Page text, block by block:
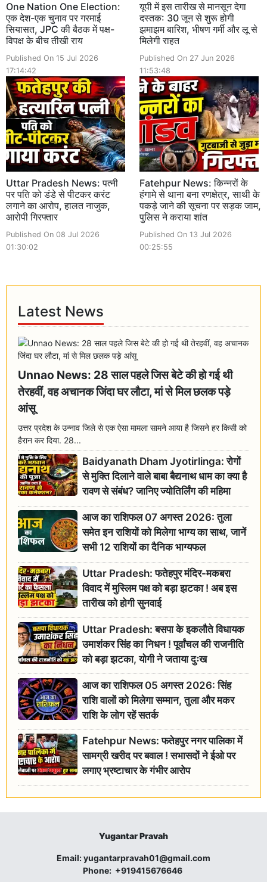
One Nation One Election:
एक देश-एक चुनाव पर गरमाई
सियासत, JPC की बैठक में पक्ष-
विपक्ष के बीच तीखी राय
Published On 15 Jul 2026
17:14:42
यूपी में इस तारीख से मानसून देगा
दस्तक: 30 जून से शुरू होगी
झमाझम बारिश, भीषण गर्मी और लू से
मिलेगी राहत
Published On 27 Jun 2026
11:53:48
Uttar Pradesh News: पत्नी
पर पति को डंडे से पीटकर करंट
लगाने का आरोप, हालत नाजुक,
आरोपी गिरफ्तार
Published On 08 Jul 2026
01:30:02
Fatehpur News: किन्नरों के
हंगामे से थाना बना रणक्षेत्र, साथी के
पकड़े जाने की सूचना पर सड़क जाम,
पुलिस ने कराया शांत
Published On 13 Jul 2026
00:25:55
Latest News
Unnao News: 28 साल पहले जिस बेटे की हो गई थी
तेरहवीं, वह अचानक जिंदा घर लौटा, मां से मिल छलक पड़े
आंसू
उत्तर प्रदेश के उन्नाव जिले से एक ऐसा मामला सामने आया है जिसने हर किसी को
हैरान कर दिया. 28...
Baidyanath Dham Jyotirlinga: रोगों
से मुक्ति दिलाने वाले बाबा बैद्यनाथ धाम का क्या है
रावण से संबंध? जानिए ज्योतिर्लिंग की महिमा
आज का राशिफल 07 अगस्त 2026: तुला
समेत इन राशियों को मिलेगा भाग्य का साथ, जानें
सभी 12 राशियों का दैनिक भाग्यफल
Uttar Pradesh: फतेहपुर मंदिर-मकबरा
विवाद में मुस्लिम पक्ष को बड़ा झटका ! अब इस
तारीख को होगी सुनवाई
Uttar Pradesh: बसपा के इकलौते विधायक
उमाशंकर सिंह का निधन ! पूर्वांचल की राजनीति
को बड़ा झटका, योगी ने जताया दुःख
आज का राशिफल 05 अगस्त 2026: सिंह
राशि वालों को मिलेगा सम्मान, तुला और मकर
राशि के लोग रहें सतर्क
Fatehpur News: फतेहपुर नगर पालिका में
सामग्री खरीद पर बवाल ! सभासदों ने ईओ पर
लगाए भ्रष्टाचार के गंभीर आरोप
Yugantar Pravah
Email:yugantarpravah01@gmail.com
Phone: +919415676646